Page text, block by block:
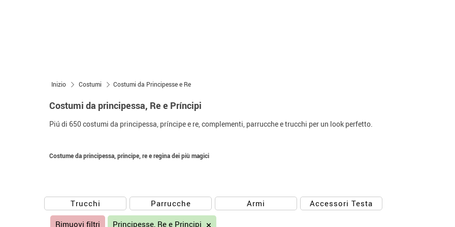
Inizio Costumi Costumi da Principesse e Re
Costumi da principessa, Re e Príncipi
Piú di 650 costumi da principessa, príncipe e re, complementi, parrucche e trucchi per un look perfetto.
Costume da principessa, principe, re e regina dei più magici
Trucchi Parrucche Armi Accessori Testa
Rimuovi filtri Principesse, Re e Principi